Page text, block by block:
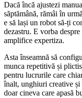
Dacă încă ajustezi
săptămână, rămâi în
e să lași un robot să-ți
dezastru. E vorba
amplifice expertiza.
Asta înseamnă să
munca repetitivă și
pentru lucrurile care
înalt, unghiuri creative
doar cineva care apasă